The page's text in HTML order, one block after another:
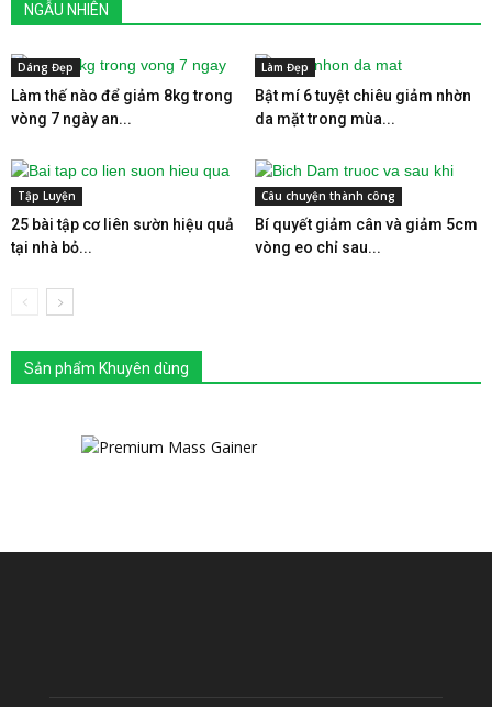
NGẪU NHIÊN
Dáng Đẹp
Làm thế nào để giảm 8kg trong
vòng 7 ngày an...
Làm Đẹp
Bật mí 6 tuyệt chiêu giảm nhờn
da mặt trong mùa...
Tập Luyện
25 bài tập cơ liên sườn hiệu quả
tại nhà bỏ...
Câu chuyện thành công
Bí quyết giảm cân và giảm 5cm
vòng eo chỉ sau...
Sản phẩm Khuyên dùng